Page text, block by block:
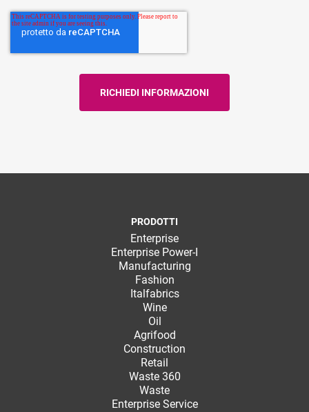
PRODOTTI
Enterprise
Enterprise Power-I
Manufacturing
Fashion
Italfabrics
Wine
Oil
Agrifood
Construction
Retail
Waste 360
Waste
Enterprise Service